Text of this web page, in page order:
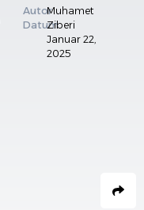
Autor
Datum
Muhamet
Ziberi
Januar 22,
2025